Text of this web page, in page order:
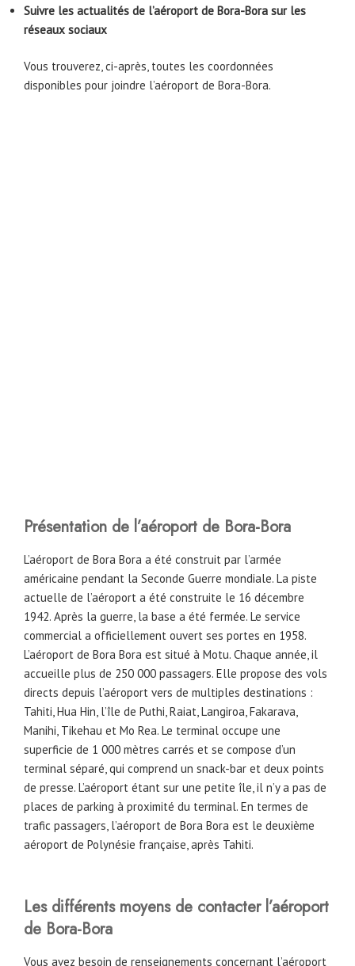
Suivre les actualités de l’aéroport de Bora-Bora sur les
réseaux sociaux
Vous trouverez, ci-après, toutes les coordonnées
disponibles pour joindre l’aéroport de Bora-Bora.
Présentation de l’aéroport de Bora-Bora
L’aéroport de Bora Bora a été construit par l’armée
américaine pendant la Seconde Guerre mondiale. La piste
actuelle de l’aéroport a été construite le 16 décembre
1942. Après la guerre, la base a été fermée. Le service
commercial a officiellement ouvert ses portes en 1958.
L’aéroport de Bora Bora est situé à Motu. Chaque année, il
accueille plus de 250 000 passagers. Elle propose des vols
directs depuis l’aéroport vers de multiples destinations :
Tahiti, Hua Hin, l’île de Puthi, Raiat, Langiroa, Fakarava,
Manihi, Tikehau et Mo Rea. Le terminal occupe une
superficie de 1 000 mètres carrés et se compose d’un
terminal séparé, qui comprend un snack-bar et deux points
de presse. L’aéroport étant sur une petite île, il n’y a pas de
places de parking à proximité du terminal. En termes de
trafic passagers, l’aéroport de Bora Bora est le deuxième
aéroport de Polynésie française, après Tahiti.
Les différents moyens de contacter l’aéroport
de Bora-Bora
Vous avez besoin de renseignements concernant l’aéroport